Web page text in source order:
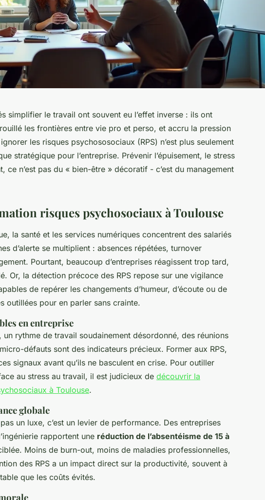
simplifier le travail ont souvent eu l’effet inverse : ils ont
les frontières entre vie pro et perso, et accru la pression
les risques psychososociaux (RPS) n’est plus seulement
stratégique pour l’entreprise. Prévenir l’épuisement, le stress
ce n’est pas du « bien-être » décoratif - c’est du management
risques psychosociaux à Toulouse
la santé et les services numériques concentrent des salariés
d’alerte se multiplient : absences répétées, turnover
Pourtant, beaucoup d’entreprises réagissent trop tard,
Or, la détection précoce des RPS repose sur une vigilance
de repérer les changements d’humeur, d’écoute ou de
outillées pour en parler sans crainte.
en entreprise
un rythme de travail soudainement désordonné, des réunions
défauts sont des indicateurs précieux. Former aux RPS,
signaux avant qu’ils ne basculent en crise. Pour outiller
au stress au travail, il est judicieux de découvrir la
à Toulouse.
globale
un luxe, c’est un levier de performance. Des entreprises
rapportent une réduction de l’absentéisme de 15 à
Moins de burn-out, moins de maladies professionnelles,
des RPS a un impact direct sur la productivité, souvent à
que les coûts évités.